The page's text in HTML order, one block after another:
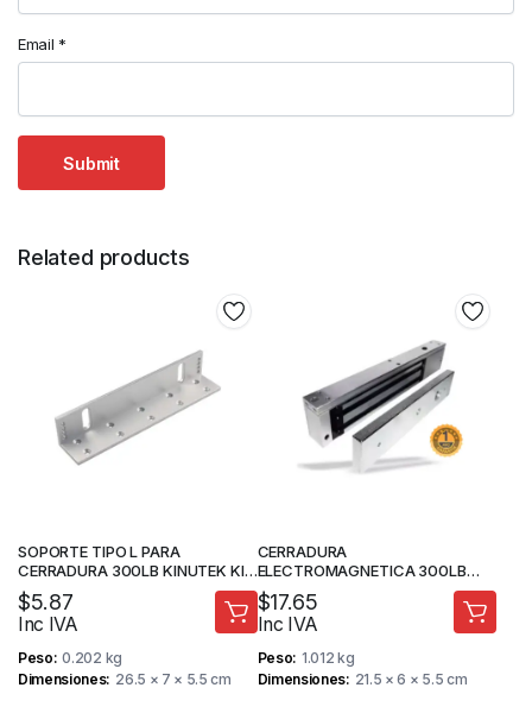
Email *
Related products
SOPORTE TIPO L PARA
CERRADURA 300LB KINUTEK KI-
Y180L
$5.87
Inc IVA
Peso 0.202 kg
Dimensiones 26.5 × 7 × 5.5 cm
CERRADURA
ELECTROMAGNETICA 300LB
KINUTEK KI-GY180
$17.65
Inc IVA
Peso 1.012 kg
Dimensiones
21.5 × 6 × 5.5 cm